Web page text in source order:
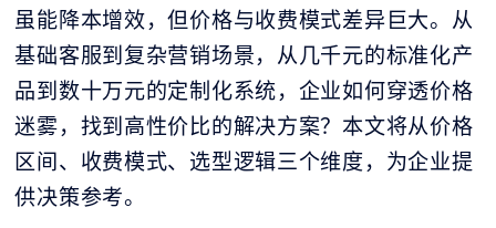
虽能降本增效，但价格与收费模式差异巨大。从
基础客服到复杂营销场景，从几千元的标准化产
品到数十万元的定制化系统，企业如何穿透价格
迷雾，找到高性价比的解决方案？本文将从价格
区间、收费模式、选型逻辑三个维度，为企业提
供决策参考。